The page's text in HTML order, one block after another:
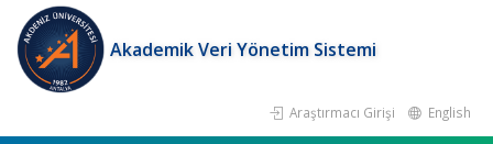
Akademik Veri Yönetim Sistemi
Araştırmacı Girişi English